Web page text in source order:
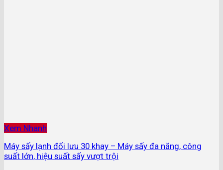
Xem Nhanh
Máy sấy lạnh đối lưu 30 khay – Máy sấy đa năng, công
suất lớn, hiệu suất sấy vượt trội